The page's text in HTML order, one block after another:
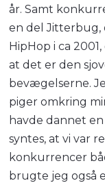
år. Samt
en del Jitterbug,
HipHop i ca
at det er den
bevægelserne.
piger omkring
havde dannet
syntes, at vi var
konkurrencer
brugte jeg også